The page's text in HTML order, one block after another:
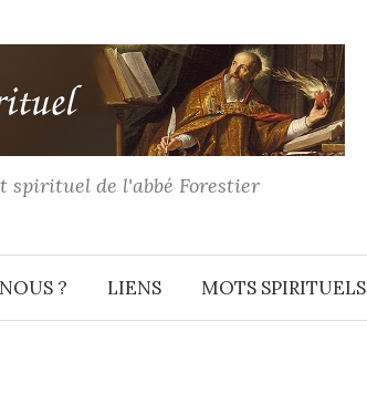
spirituel de l'abbé Forestier
? LIENS MOTS SPIRITUELS